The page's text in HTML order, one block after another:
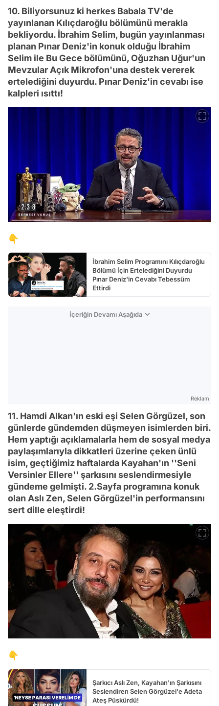
10. Biliyorsunuz ki herkes Babala TV'de
yayınlanan Kılıçdaroğlu bölümünü merakla
bekliyordu. İbrahim Selim, bugün yayınlanması
planan Pınar Deniz'in konuk olduğu İbrahim
Selim ile Bu Gece bölümünü, Oğuzhan Uğur'un
Mevzular Açık Mikrofon'una destek vererek
ertelediğini duyurdu. Pınar Deniz'in cevabı ise
kalpleri ısıttı!
👇
İbrahim Selim Programını Kılıçdaroğlu
Bölümü İçin Ertelediğini Duyurdu
Pınar Deniz'in Cevabı Tebessüm
Ettirdi
İçeriğin Devamı Aşağıda
Reklam
11. Hamdi Alkan'ın eski eşi Selen Görgüzel, son
günlerde gündemden düşmeyen isimlerden biri.
Hem yaptığı açıklamalarla hem de sosyal medya
paylaşımlarıyla dikkatleri üzerine çeken ünlü
isim, geçtiğimiz haftalarda Kayahan'ın ''Seni
Versinler Ellere'' şarkısını seslendirmesiyle
gündeme gelmişti. 2.Sayfa programına konuk
olan Aslı Zen, Selen Görgüzel'in performansını
sert dille eleştirdi!
👇
Şarkıcı Aslı Zen, Kayahan'ın Şarkısını
Seslendiren Selen Görgüzel'e Adeta
Ateş Püskürdü!